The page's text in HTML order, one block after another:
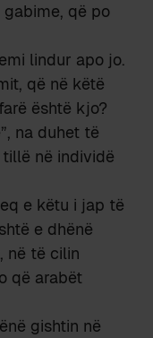
që po
lindur apo jo.
që në këtë
është kjo?
na duhet të
në individë
e këtu i jap të
e dhënë
në të cilin
që arabët
gishtin në